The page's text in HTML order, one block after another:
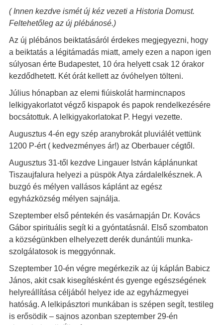
( Innen kezdve ismét új kéz vezeti a Historia Domust.
Feltehetőleg az új plébánosé.)
Az új plébános beiktatásáról érdekes megjegyezni, hogy
a beiktatás a légitámadás miatt, amely ezen a napon igen
súlyosan érte Budapestet, 10 óra helyett csak 12 órakor
kezdődhetett. Két órát kellett az óvóhelyen tölteni.
Július hónapban az elemi fiúiskolát harmincnapos
lelkigyakorlatot végző kispapok és papok rendelkezésére
bocsátottuk. A lelkigyakorlatokat P. Hegyi vezette.
Augusztus 4-én egy szép aranybrokát pluviálét vettünk
1200 P-ért ( kedvezményes ár!) az Oberbauer cégtől.
Augusztus 31-től kezdve Lingauer István káplánunkat
Tiszaujfalura helyezi a püspök Atya zárdalelkésznek. A
buzgó és mélyen vallásos káplánt az egész
egyházközség mélyen sajnálja.
Szeptember első péntekén és vasárnapján Dr. Kovács
Gábor spirituális segít ki a gyóntatásnál. Első szombaton
a községünkben elhelyezett derék dunántúli munka-
szolgálatosok is meggyónnak.
Szeptember 10-én végre megérkezik az új káplán Babicz
János, akit csak kisegítésként és gyenge egészségének
helyreállítása céljából helyez ide az egyházmegyei
hatóság. A lelkipásztori munkában is szépen segít, testileg
is erősödik – sajnos azonban szeptember 29-én